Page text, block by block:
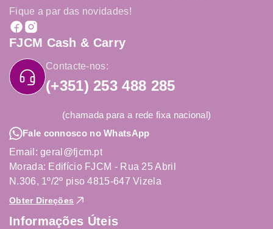
Fique a par das novidades!
FJCM Cash & Carry
Contacte-nos:
(+351) 253 488 285
(chamada para a rede fixa nacional)
Fale connosco no WhatsApp
Email: geral@fjcm.pt
Morada: Edifício FJCM - Rua 25 Abril
N.306, 1º/2º piso 4815-647 Vizela
Obter Direções
Informações Úteis